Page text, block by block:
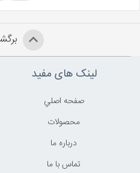
لینک های مفید
صفحه اصلي
محصولات
درباره ما
تماس با ما